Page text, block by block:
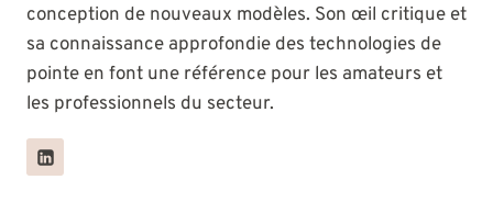
conception de nouveaux modèles. Son œil critique et
sa connaissance approfondie des technologies de
pointe en font une référence pour les amateurs et
les professionnels du secteur.